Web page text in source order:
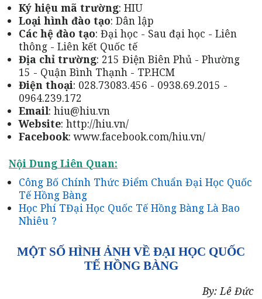
Ký hiệu mã trường: HIU
Loại hình đào tạo: Dân lập
Các hệ đào tạo: Đại học - Sau đại học - Liên
thông - Liên kết Quốc tế
Địa chỉ trường: 215 Điện Biên Phủ - Phường
15 - Quận Bình Thạnh - TP.HCM
Điện thoại: 028.73083.456 - 0938.69.2015 -
0964.239.172
Email: hiu@hiu.vn
Website: http://hiu.vn/
Facebook: www.facebook.com/hiu.vn/
Nội Dung Liên Quan:
Công Bố Chính Thức Điểm Chuẩn Đại Học Quốc
Tế Hồng Bàng
Học Phí TĐại Học Quốc Tế Hồng Bàng Là Bao
Nhiêu ?
MỘT SỐ HÌNH ẢNH VỀ ĐẠI HỌC QUỐC
TẾ HỒNG BÀNG
By: Lê Đức